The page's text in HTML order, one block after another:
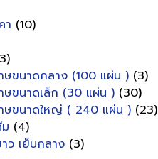
า (10)
าษขนาดกลาง (100 แผ่น ) (3)
ษขนาดเล็ก (30 แผ่น ) (30)
าษขนาดใหญ่ ( 240 แผ่น ) (23)
(4)
ว เย็บกลาง (3)